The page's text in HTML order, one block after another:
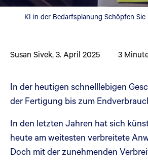
KI in der Bedarfsplanung Schöpfen
Susan Sivek,3. April 2025 3
In der heutigen schnelllebigen
der Fertigung bis zum
In den letzten Jahren hat sich
heute am weitesten verbreitete
Doch mit der zunehmenden